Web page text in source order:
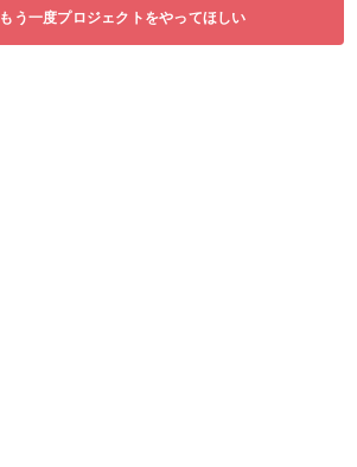
もう一度プロジェクトをやってほしい